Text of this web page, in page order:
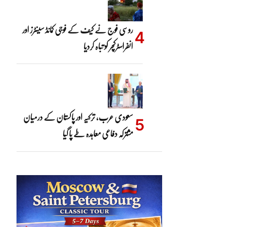
روسی فوج نے کیف کے فوجی کمانڈ سینٹرز اور
انفراسٹرکچر کو تباہ کردیا
سعودی عرب، ترکیہ اور پاکستان کے درمیان
مشترکہ دفاعی معاہدہ طے پا گیا